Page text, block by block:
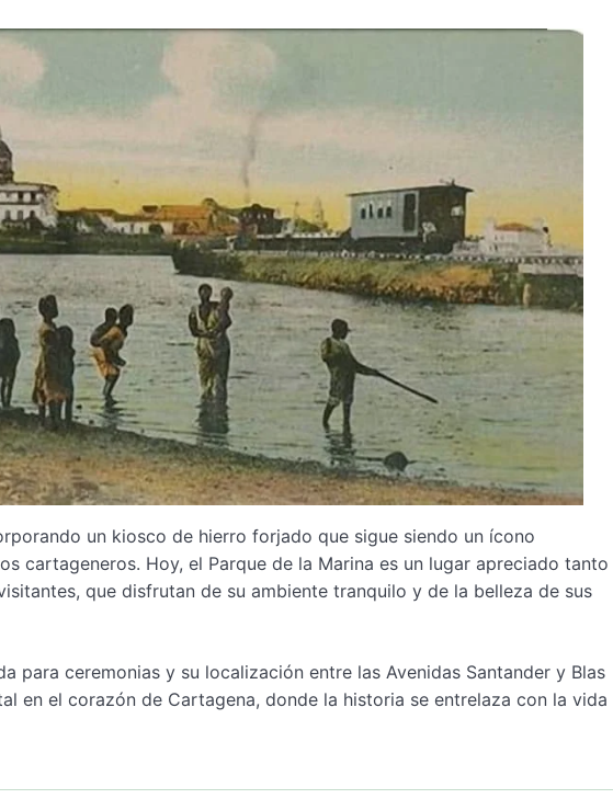
un kiosco de hierro forjado que sigue siendo un ícono
cartageneros. Hoy, el Parque de la Marina es un lugar apreciado tanto
que disfrutan de su ambiente tranquilo y de la belleza de sus
para ceremonias y su localización entre las Avenidas Santander y Blas
en el corazón de Cartagena, donde la historia se entrelaza con la vida